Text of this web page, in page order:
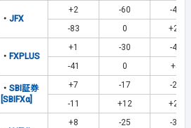
・ JFX
+2 -60
-44
-83
0 +23
・ FXPLUS
+1 -30
-48
-41
0 +5
・ SBI証券
[SBIFXα]
+7 -17
-27
-11
+12 +22
+8 -25
-37